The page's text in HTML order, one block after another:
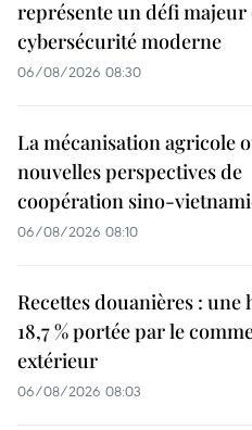
représente un défi majeur
cybersécurité moderne
06/08/2026 08:30
La mécanisation agricole
nouvelles perspectives de
coopération sino-
06/08/2026 08:10
Recettes douanières : une
18,7 % portée par le
extérieur
06/08/2026 08:03